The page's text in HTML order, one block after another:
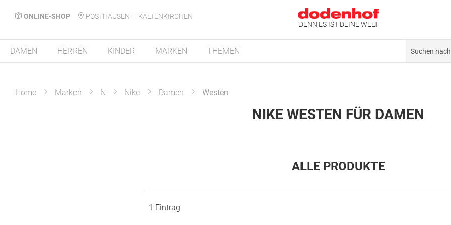
ONLINE-SHOP POSTHAUSEN
KALTENKIRCHEN
DENN ES IST DEINE WELT
DAMEN HERREN KINDER MARKEN THEMEN
Home Marken N Nike Damen Westen
NIKE WESTEN FÜR DAMEN
ALLE PRODUKTE
1 Eintrag